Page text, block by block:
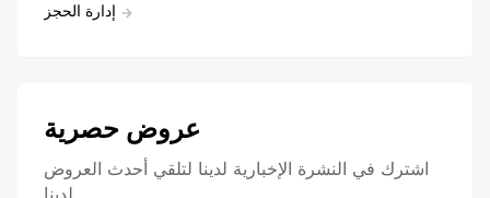
إدارة الحجز
عروض حصرية
اشترك في النشرة الإخبارية لدينا لتلقي أحدث العروض